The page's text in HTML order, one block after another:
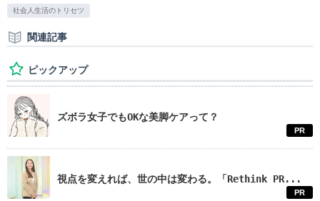
社会人生活のトリセツ
関連記事
ピックアップ
ズボラ女子でもOKな美脚ケアって？
PR
視点を変えれば、世の中は変わる。「Rethink PR...
PR